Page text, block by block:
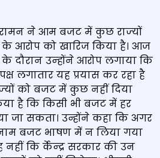
ने आम बजट में कुछ राज्‍यों
आरोप को खारिज किया है। आज
दौरान उन्‍होंने आरोप लगाया कि
लगातार यह प्रयास कर रहा है
को बजट में कुछ नहीं दिया
है कि किसी भी बजट में हर
जा सकता। उन्होंने कहा कि अगर
बजट भाषण में न लिया गया
कि र्केन्‍द्र सरकार की उन